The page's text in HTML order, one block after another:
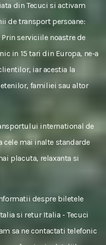
din Tecuci si activam
de transport persoane:
serviciile noastre de
in 15 tari din Europa, ne-a
iar acestia la
familiei sau altor
international de
cele mai inalte standarde
placuta, relaxanta si
despre biletele
si retur Italia - Tecuci
sa ne contactati telefonic